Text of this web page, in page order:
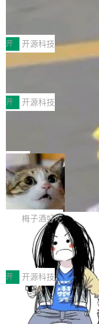
MPComm将作为一种传
ENT，实现零拷贝传输
传输性能最高提升5倍。
于自研UCL-Engine通
持续开源更多基于UCL-
件。 腾讯网平团队在
个独立于业务线程的全
型案例入选名单》，深
开源 AI 编程平台
创新与落地成效成功入
助力企业AI研发安全落
经开始引入 AI Coding
型或企业内部部署模型
Coding 从个人辅助工
级应用，企业在规模化
可控性和代码质量提出
安全与合规要求。对于
有云模型能够满足快速
但对于金融、能源、医
开 开源科技
深信服AI算力网关入
前不久，工业和信息化
智能应用典型案例名单
各领域的应用成果，覆
产品应用、支撑保障、
AI算力网关（AI创新平
各业的Agent走向规模
渐丰富，用户关注的重
让AI用起来，还要进一
Token花在哪里、算力
续增长的AI成本该如何
正是围绕这些实际问题
理两个方面，让用户的
得住、用得稳、省得下
始，Token使用一目...
开 开源科技
Jeff Dean 离开
束，一个实验室的开
Google 员工编号 20。
Bigtable 作者之一。
Gemini 的架构师。
ean 在 Google 工作了
不是一个人走。一同离
wat（Google 员工编
年的编程搭档，
作者）、Quoc Le（
q2Seq 和 DocAI 的共
yals（Gemini 联合负责
局
🔥 SolonCode
字体可调、22 种语言
打开终端就能上岗的全
把「看得清、用母语、
齐。 SolonCode 是什
耳科技研发的企业级
中文驱动的数字员工，
骤、编写代码。不挑模
装完即用。 开源地址：
b 安装 支持 Java 8+
x / Windows /
梅子酒好吃
让“代码语义理解”深
价值潜能：华为云码
代码仓技术解析
一、代码仓深度理解技
程实践中，代码仓是企
体。企业级代码仓库通
个文件，其规模远超单
文窗口。随着项目规模
开 开源科技
一条“删库”命令跑 17
师删光 89TB 数据只
最高人民检察院8月4日